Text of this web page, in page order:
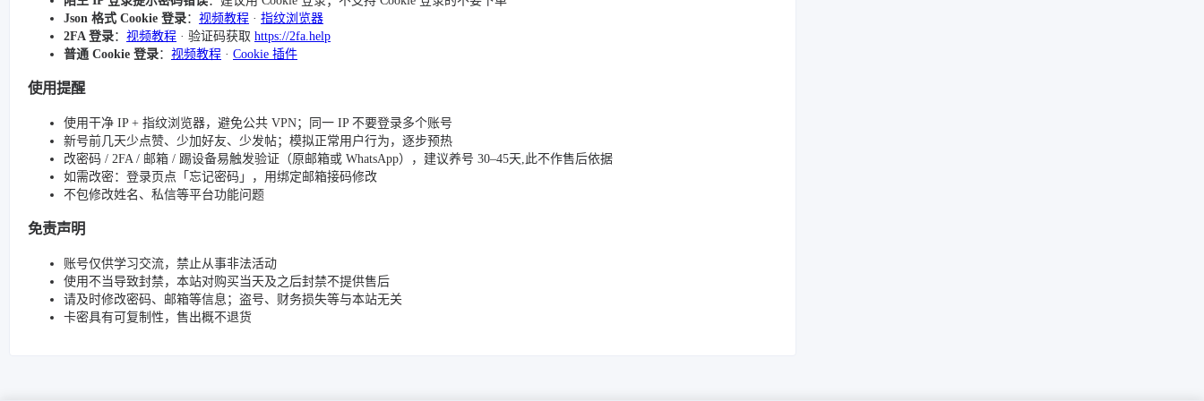
Json 格式 Cookie 登录： 视频教程 · 指纹浏览器
2FA 登录： 视频教程 · 验证码获取 https://2fa.help
普通 Cookie 登录： 视频教程 · Cookie 插件
使用提醒
使用干净 IP + 指纹浏览器，避免公共 VPN；同一 IP 不要登录多个账号
新号前几天少点赞、少加好友、少发帖；模拟正常用户行为，逐步预热
改密码 / 2FA / 邮箱 / 踢设备易触发验证（原邮箱或 WhatsApp），建议养号 30–45天,此不作售后依据
如需改密：登录页点「忘记密码」，用绑定邮箱接码修改
不包修改姓名、私信等平台功能问题
免责声明
账号仅供学习交流，禁止从事非法活动
使用不当导致封禁，本站对购买当天及之后封禁不提供售后
请及时修改密码、邮箱等信息；盗号、财务损失等与本站无关
卡密具有可复制性，售出概不退货